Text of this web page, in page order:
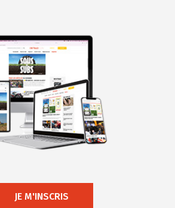
JE M'INSCRIS